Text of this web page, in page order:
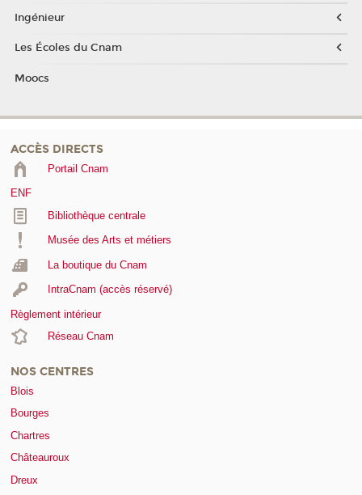
Ingénieur
Les Écoles du Cnam
Moocs
ACCÈS DIRECTS
Portail Cnam
ENF
Bibliothèque centrale
Musée des Arts et métiers
La boutique du Cnam
IntraCnam (accès réservé)
Règlement intérieur
Réseau Cnam
NOS CENTRES
Blois
Bourges
Chartres
Châteauroux
Dreux